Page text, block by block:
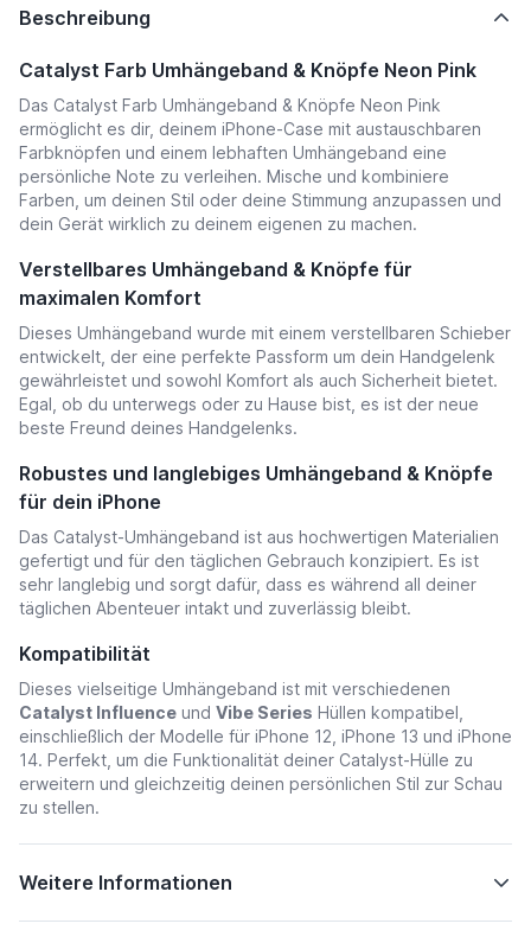
Beschreibung
Catalyst Farb Umhängeband & Knöpfe Neon Pink
Das Catalyst Farb Umhängeband & Knöpfe Neon Pink
ermöglicht es dir, deinem iPhone-Case mit austauschbaren
Farbknöpfen und einem lebhaften Umhängeband eine
persönliche Note zu verleihen. Mische und kombiniere
Farben, um deinen Stil oder deine Stimmung anzupassen und
dein Gerät wirklich zu deinem eigenen zu machen.
Verstellbares Umhängeband & Knöpfe für
maximalen Komfort
Dieses Umhängeband wurde mit einem verstellbaren Schieber
entwickelt, der eine perfekte Passform um dein Handgelenk
gewährleistet und sowohl Komfort als auch Sicherheit bietet.
Egal, ob du unterwegs oder zu Hause bist, es ist der neue
beste Freund deines Handgelenks.
Robustes und langlebiges Umhängeband & Knöpfe
für dein iPhone
Das Catalyst-Umhängeband ist aus hochwertigen Materialien
gefertigt und für den täglichen Gebrauch konzipiert. Es ist
sehr langlebig und sorgt dafür, dass es während all deiner
täglichen Abenteuer intakt und zuverlässig bleibt.
Kompatibilität
Dieses vielseitige Umhängeband ist mit verschiedenen
Catalyst Influence und Vibe Series Hüllen kompatibel,
einschließlich der Modelle für iPhone 12, iPhone 13 und iPhone
14. Perfekt, um die Funktionalität deiner Catalyst-Hülle zu
erweitern und gleichzeitig deinen persönlichen Stil zur Schau
zu stellen.
Weitere Informationen